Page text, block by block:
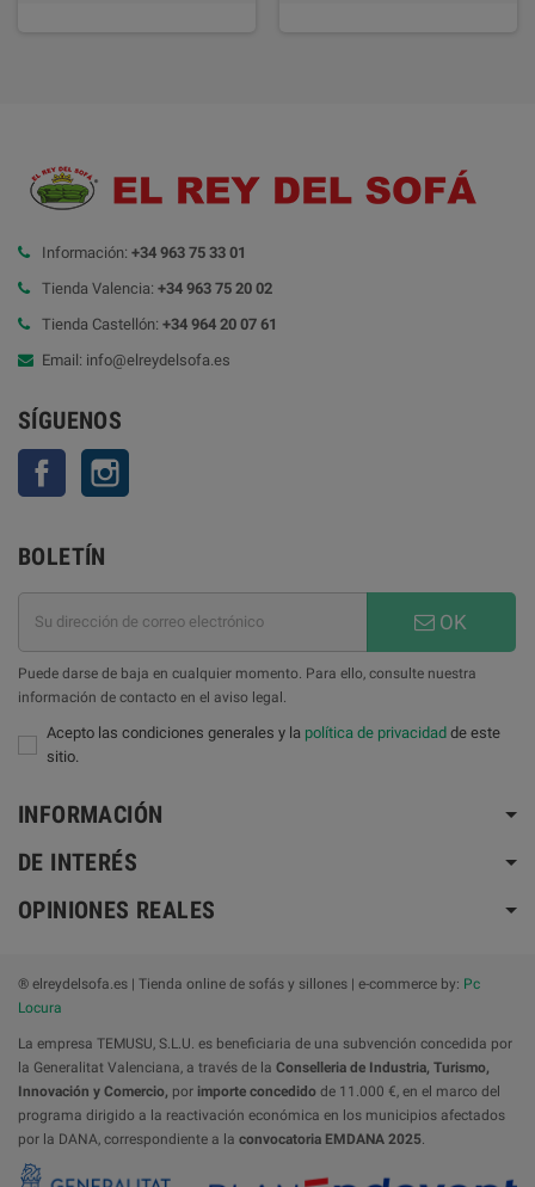
Información: +34 963 75 33 01
Tienda Valencia: +34 963 75 20 02
Tienda Castellón: +34 964 20 07 61
Email: info@elreydelsofa.es
SÍGUENOS
Facebook
BOLETÍN
OK
Puede darse de baja en cualquier momento. Para ello, consulte nuestra
información de contacto en el aviso legal.
Acepto las condiciones generales y la política de privacidad de este
sitio.
INFORMACIÓN
DE INTERÉS
OPINIONES REALES
® elreydelsofa.es | Tienda online de sofás y sillones | e-commerce by: Pc
Locura
La empresa TEMUSU, S.L.U. es beneficiaria de una subvención concedida por
la Generalitat Valenciana, a través de la Conselleria de Industria, Turismo,
Innovación y Comercio, por importe concedido de 11.000 €, en el marco del
programa dirigido a la reactivación económica en los municipios afectados
por la DANA, correspondiente a la convocatoria EMDANA 2025